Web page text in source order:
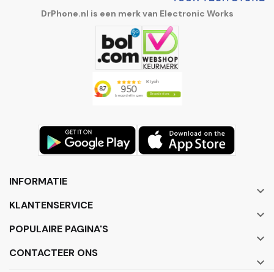
DrPhone.nl is een merk van Electronic Works
INFORMATIE

KLANTENSERVICE

POPULAIRE PAGINA'S

CONTACTEER ONS
